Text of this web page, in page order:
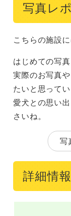
写真レ
こちらの施設
はじめての写
実際のお写真
たいと思って
愛犬との思い
さいね。
写
詳細情報